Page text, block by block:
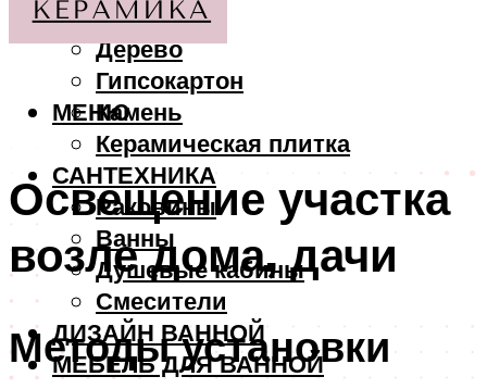
МАТЕРИАЛЫ
Дерево
Гипсокартон
Камень
Керамическая плитка
САНТЕХНИКА
Раковины
Ванны
Душевые кабины
Смесители
ДИЗАЙН ВАННОЙ
МЕБЕЛЬ ДЛЯ ВАННОЙ
МЕНЮ
Освещение участка
возле дома, дачи
Методы установки